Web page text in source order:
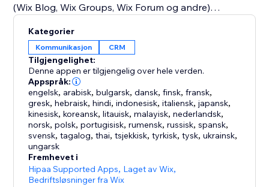
(Wix Blog, Wix Groups, Wix Forum og andre)
medlemsprofiler
- La brukerne enkelt komme i kontakt med hverandre
ved å følge hverandre
- Anerkjenn prestasjoner med merker
- Endre personverninnstillinger – bestem hvem som
kan se medlemmenes profiler
Kategorier
Kommunikasjon CRM
Tilgjengelighet:
Denne appen er tilgjengelig over hele verden.
Appspråk:
engelsk, arabisk,bulgarsk,dansk,finsk,fransk,
gresk,hebraisk,hindi,indonesisk,italiensk,japansk,
kinesisk,koreansk,litauisk,malayisk,nederlandsk,
norsk,polsk,portugisisk,rumensk,russisk,spansk,
svensk,tagalog,thai,tsjekkisk,tyrkisk,tysk,ukrainsk,
ungarsk
Fremhevet i
Hipaa Supported Apps, Laget av Wix,
Bedriftsløsninger fra Wix